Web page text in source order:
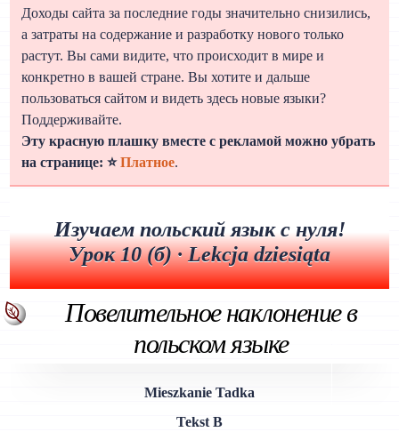
Доходы сайта за последние годы значительно снизились,
а затраты на содержание и разработку нового только
растут. Вы сами видите, что происходит в мире и
конкретно в вашей стране. Вы хотите и дальше
пользоваться сайтом и видеть здесь новые языки?
Поддерживайте.
Эту красную плашку вместе с рекламой можно убрать
на странице: ⭐Платное.
Изучаем польский язык с нуля!
Урок 10 (б) · Lekcja dziesiąta
Повелительное наклонение в
польском языке
Mieszkanie Tadka
Tekst B